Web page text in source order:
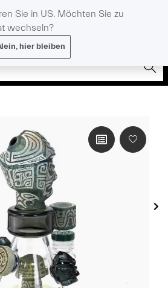
Sie in US. Möchten Sie zu
wechseln?
hier bleiben